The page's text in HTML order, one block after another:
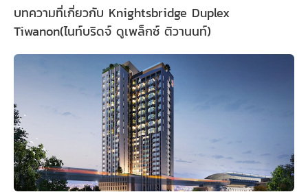
บทความที่เกี่ยวกับ Knightsbridge Duplex
Tiwanon(ไนท์บริดจ์ ดูเพล็กซ์ ติวานนท์)